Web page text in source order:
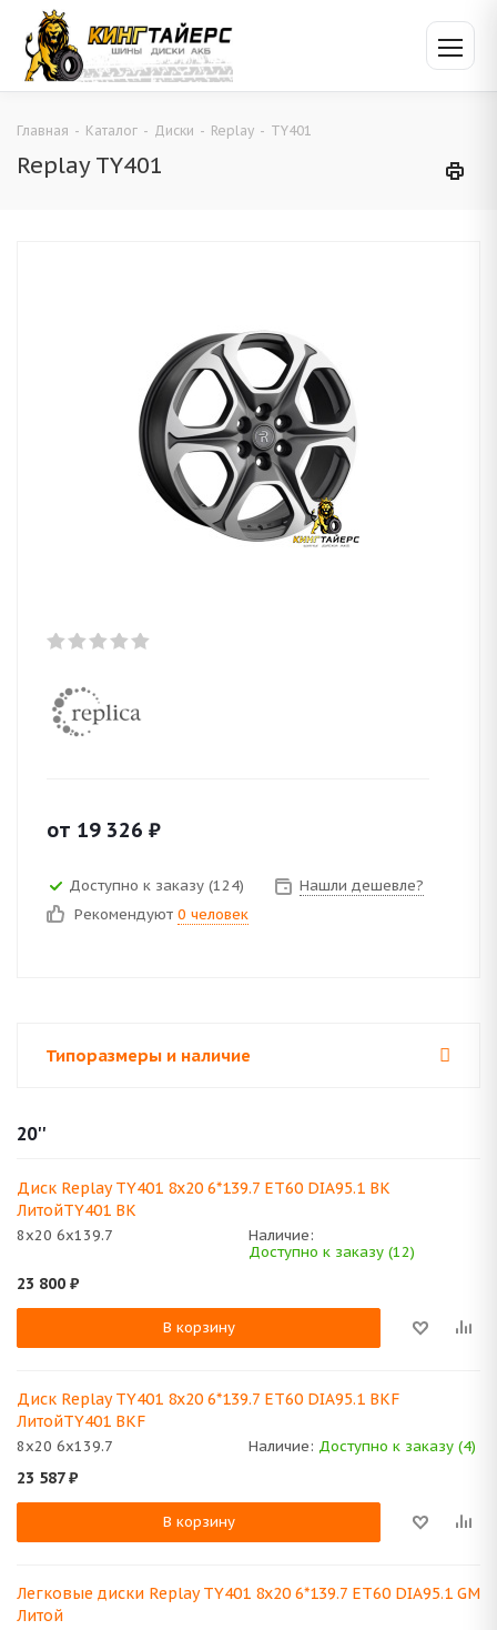
Главная - Каталог - Диски - Replay - TY401
Replay TY401
от 19 326 ₽
Доступно к заказу (124)
Нашли дешевле?
Рекомендуют 0 человек
Типоразмеры и наличие
20''
Диск Replay TY401 8x20 6*139.7 ET60 DIA95.1 BK
ЛитойTY401 BK
8x20 6x139.7
Наличие:
Доступно к заказу (12)
23 800 ₽
В корзину
Диск Replay TY401 8x20 6*139.7 ET60 DIA95.1 BKF
ЛитойTY401 BKF
8x20 6x139.7 Наличие: Доступно к заказу (4)
23 587₽
В корзину
Легковые диски Replay TY401 8x20 6*139.7 ET60 DIA95.1 GM
Литой